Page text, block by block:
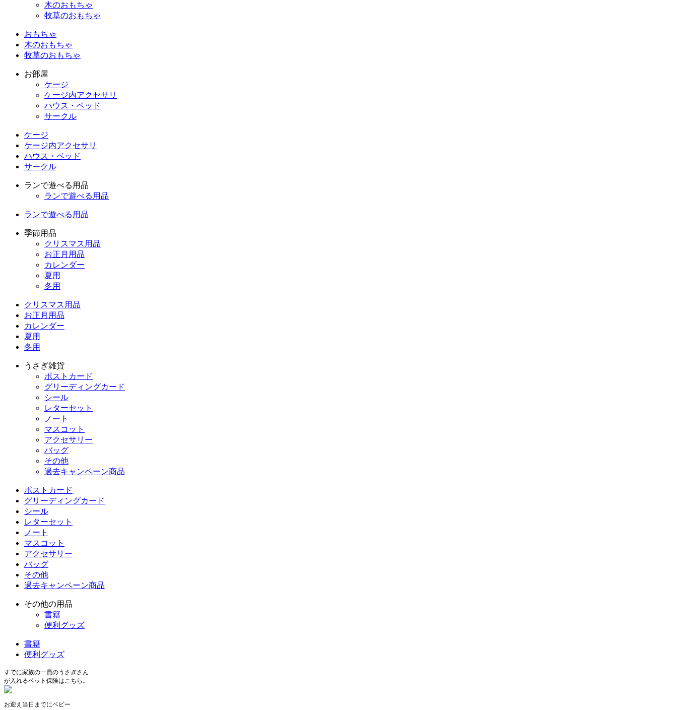
木のおもちゃ
牧草のおもちゃ
おもちゃ
木のおもちゃ
牧草のおもちゃ
お部屋
ケージ
ケージ内アクセサリ
ハウス・ベッド
サークル
ケージ
ケージ内アクセサリ
ハウス・ベッド
サークル
ランで遊べる用品
ランで遊べる用品
ランで遊べる用品
季節用品
クリスマス用品
お正月用品
カレンダー
夏用
冬用
クリスマス用品
お正月用品
カレンダー
夏用
冬用
うさぎ雑貨
ポストカード
グリーディングカード
シール
レターセット
ノート
マスコット
アクセサリー
バッグ
その他
過去キャンペーン商品
ポストカード
グリーディングカード
シール
レターセット
ノート
マスコット
アクセサリー
バッグ
その他
過去キャンペーン商品
その他の用品
書籍
便利グッズ
書籍
便利グッズ
すでに家族の一員のうさぎさん
が入れるペット保険はこちら。
お迎え当日までにベビー